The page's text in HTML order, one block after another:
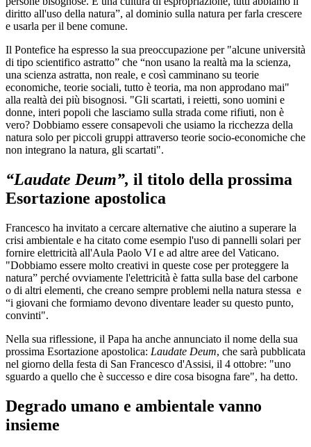
diritto all'uso della natura”, al dominio sulla natura per farla crescere
e usarla per il bene comune.
Il Pontefice ha espresso la sua preoccupazione per "alcune università
di tipo scientifico astratto” che “non usano la realtà ma la scienza,
una scienza astratta, non reale, e così camminano su teorie
economiche, teorie sociali, tutto è teoria, ma non approdano mai"
alla realtà dei più bisognosi. "Gli scartati, i reietti, sono uomini e
donne, interi popoli che lasciamo sulla strada come rifiuti, non è
vero? Dobbiamo essere consapevoli che usiamo la ricchezza della
natura solo per piccoli gruppi attraverso teorie socio-economiche che
non integrano la natura, gli scartati".
“Laudate Deum”, il titolo della prossima
Esortazione apostolica
Francesco ha invitato a cercare alternative che aiutino a superare la
crisi ambientale e ha citato come esempio l'uso di pannelli solari per
fornire elettricità all'Aula Paolo VI e ad altre aree del Vaticano.
"Dobbiamo essere molto creativi in queste cose per proteggere la
natura” perché ovviamente l'elettricità è fatta sulla base del carbone
o di altri elementi, che creano sempre problemi nella natura stessa e
“i giovani che formiamo devono diventare leader su questo punto,
convinti".
Nella sua riflessione, il Papa ha anche annunciato il nome della sua
prossima Esortazione apostolica: Laudate Deum, che sarà pubblicata
nel giorno della festa di San Francesco d'Assisi, il 4 ottobre: "uno
sguardo a quello che è successo e dire cosa bisogna fare", ha detto.
Degrado umano e ambientale vanno
insieme